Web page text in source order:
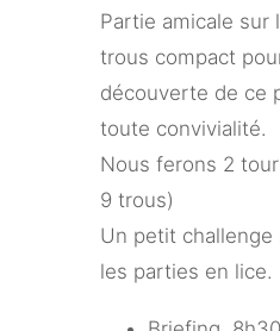
Partie amicale sur
trous compact
découverte de ce
toute convivialité.
Nous ferons 2
9 trous)
Un petit challenge
les parties en lice.